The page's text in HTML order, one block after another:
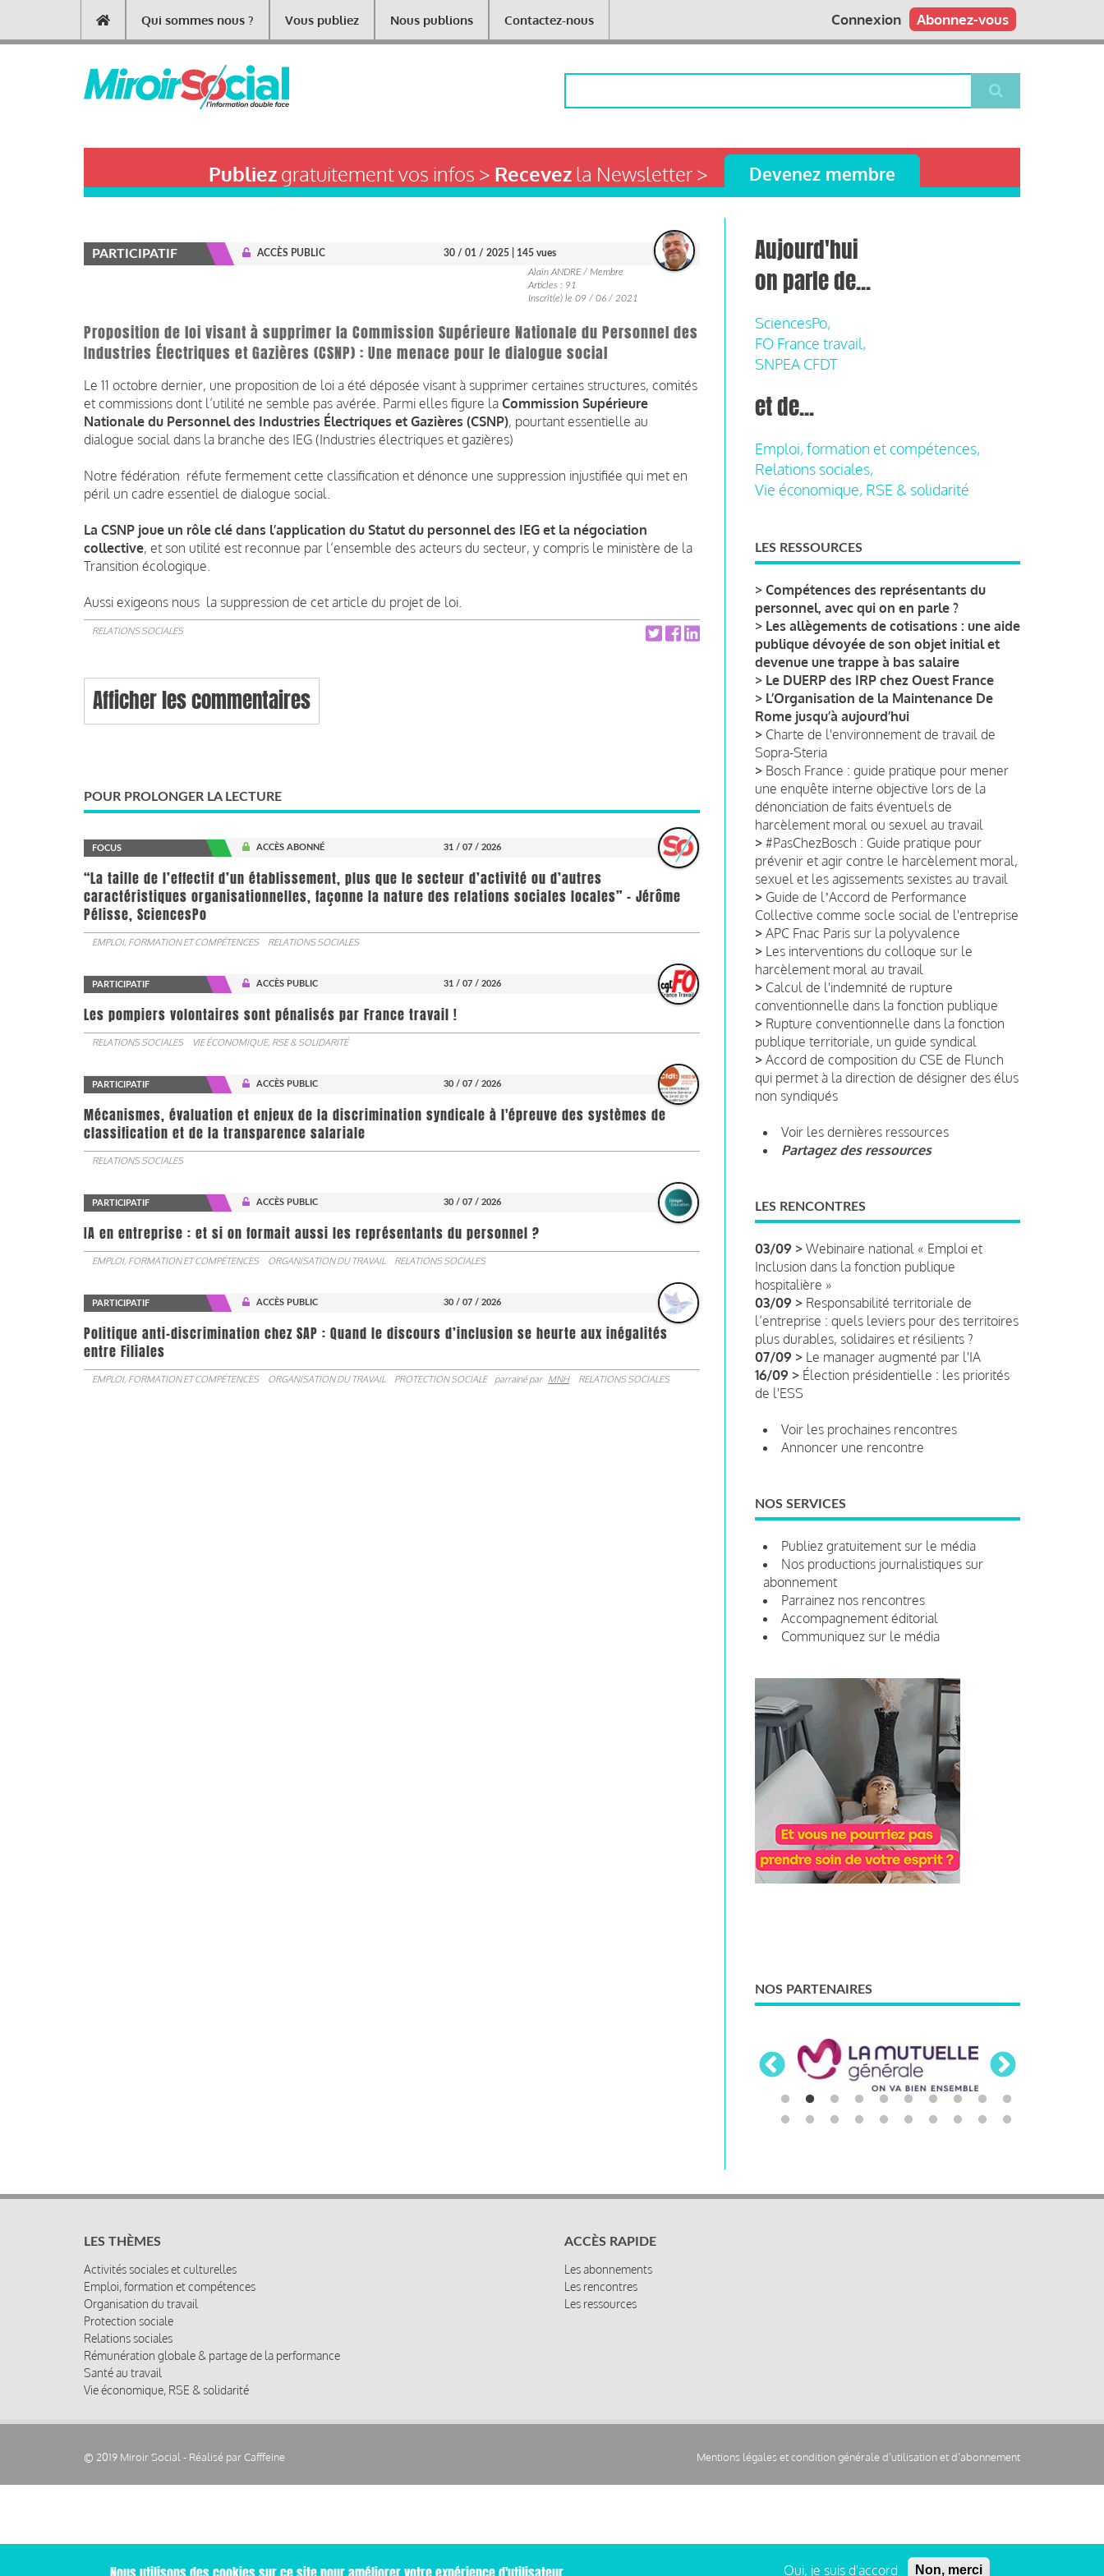
contenu
Main
navigation
Qui sommes nous ? Vous publiez Nous publions Contactez-nous Abonnez-vous
Connexion
Publiezgratuitement vos infos > Recevezla Newsletter > Devenez membre
PARTICIPATIF ACCÈS PUBLIC 30 / 01 / 2025
| 145 vues
Alain ANDRE / Membre
Articles : 91
Inscrit(e) le 09 / 06 / 2021
Proposition de loi visant à supprimer la Commission Supérieure Nationale du Personnel des
Industries Électriques et Gazières (CSNP) : Une menace pour le dialogue social
Le 11 octobre dernier, une proposition de loi a été déposée visant à supprimer certaines structures, comités
et commissions dont l’utilité ne semble pas avérée. Parmi elles figure la Commission Supérieure
Nationale du Personnel des Industries Électriques et Gazières (CSNP), pourtant essentielle au
dialogue social dans la branche des IEG (Industries électriques et gazières)
Notre fédération réfute fermement cette classification et dénonce une suppression injustifiée qui met en
péril un cadre essentiel de dialogue social.
La CSNP joue un rôle clé dans l’application du Statut du personnel des IEG et la négociation
collective, et son utilité est reconnue par l’ensemble des acteurs du secteur, y compris le ministère de la
Transition écologique.
Aussi exigeons nous la suppression de cet article du projet de loi.
RELATIONS SOCIALES
Afficher les commentaires
POUR PROLONGER LA LECTURE
FOCUS ACCÈS ABONNÉ 31 / 07 / 2026
“La taille de l’effectif d’un établissement, plus que le secteur d’activité ou d’autres
caractéristiques organisationnelles, façonne la nature des relations sociales locales” - Jérôme
Pélisse, SciencesPo
EMPLOI, FORMATION ET COMPÉTENCES RELATIONS SOCIALES
PARTICIPATIF ACCÈS PUBLIC 31 / 07 / 2026
Les pompiers volontaires sont pénalisés par France travail !
RELATIONS SOCIALES VIE ÉCONOMIQUE, RSE & SOLIDARITÉ
PARTICIPATIF ACCÈS PUBLIC 30 / 07 / 2026
Mécanismes, évaluation et enjeux de la discrimination syndicale à l'épreuve des systèmes de
classification et de la transparence salariale
RELATIONS SOCIALES
PARTICIPATIF ACCÈS PUBLIC 30 / 07 / 2026
IA en entreprise : et si on formait aussi les représentants du personnel ?
EMPLOI, FORMATION ET COMPÉTENCES ORGANISATION DU TRAVAIL RELATIONS SOCIALES
PARTICIPATIF ACCÈS PUBLIC 30 / 07 / 2026
Politique anti-discrimination chez SAP : Quand le discours d’inclusion se heurte aux inégalités
entre Filiales
EMPLOI, FORMATION ET COMPÉTENCES ORGANISATION DU TRAVAIL PROTECTION SOCIALE parrainé par MNH RELATIONS SOCIALES
Aujourd'hui
on parle de...
SciencesPo,
FO France travail,
SNPEA CFDT
et de...
Emploi, formation et compétences,
Relations sociales,
Vie économique, RSE & solidarité
LES RESSOURCES
> Compétences des représentants du
personnel, avec qui on en parle ?
> Les allègements de cotisations : une aide
publique dévoyée de son objet initial et
devenue une trappe à bas salaire
> Le DUERP des IRP chez Ouest France
> L’Organisation de la Maintenance De
Rome jusqu’à aujourd’hui
> Charte de l'environnement de travail de
Sopra-Steria
> Bosch France : guide pratique pour mener
une enquête interne objective lors de la
dénonciation de faits éventuels de
harcèlement moral ou sexuel au travail
> #PasChezBosch : Guide pratique pour
prévenir et agir contre le harcèlement moral,
sexuel et les agissements sexistes au travail
> Guide de lʼAccord de Performance
Collective comme socle social de l'entreprise
> APC Fnac Paris sur la polyvalence
> Les interventions du colloque sur le
harcèlement moral au travail
> Calcul de l'indemnité de rupture
conventionnelle dans la fonction publique
> Rupture conventionnelle dans la fonction
publique territoriale, un guide syndical
> Accord de composition du CSE de Flunch
qui permet à la direction de désigner des élus
non syndiqués
Voir les dernières ressources
Partagez des ressources
LES RENCONTRES
03/09 > Webinaire national « Emploi et
Inclusion dans la fonction publique
hospitalière »
03/09 > Responsabilité territoriale de
l’entreprise : quels leviers pour des territoires
plus durables, solidaires et résilients ?
07/09 > Le manager augmenté par l'IA
16/09 > Élection présidentielle : les priorités
de l'ESS
Voir les prochaines rencontres
Annoncer une rencontre
NOS SERVICES
Publiez gratuitement sur le média
Nos productions journalistiques sur
abonnement
Parrainez nos rencontres
Accompagnement éditorial
Communiquez sur le média
NOS PARTENAIRES
LES THÈMES
Activités sociales et culturelles
Emploi, formation et compétences
Organisation du travail
Protection sociale
Relations sociales
Rémunération globale & partage de la performance
Santé au travail
Vie économique, RSE & solidarité
ACCÈS RAPIDE
Les abonnements
Les rencontres
Les ressources
© 2019 Miroir Social - Réalisé par Cafffeine
Pied
page
Mentions légales et condition générale d’utilisation et d’abonnement
Oui, je suis d'accord Non, merci